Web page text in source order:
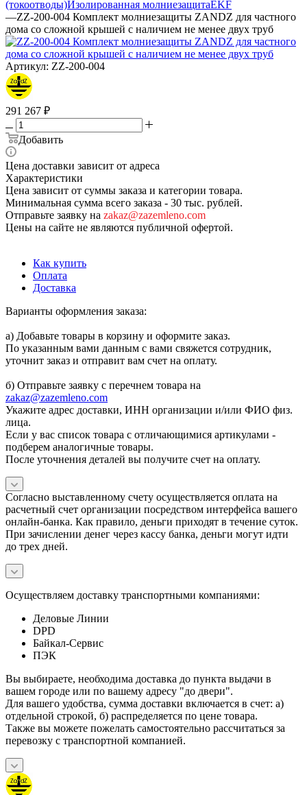
(токоотводы)Изолированная молниезащитаEKF
—ZZ-200-004 Комплект молниезащиты ZANDZ для частного
дома со сложной крышей с наличием не менее двух труб
Артикул: ZZ-200-004
291 267 ₽
Добавить
Цена доставки зависит от адреса
Характеристики
Цена зависит от суммы заказа и категории товара.
Минимальная сумма всего заказа - 30 тыс. рублей.
Отправьте заявку на zakaz@zazemleno.com
Цены на сайте не являются публичной офертой.
Как купить
Оплата
Доставка
Варианты оформления заказа:
а) Добавьте товары в корзину и оформите заказ.
По указанным вами данным с вами свяжется сотрудник,
уточнит заказ и отправит вам счет на оплату.
б) Отправьте заявку с перечнем товара на
zakaz@zazemleno.com
Укажите адрес доставки, ИНН организации и/или ФИО физ.
лица.
Если у вас список товара с отличающимися артикулами -
подберем аналогичные товары.
После уточнения деталей вы получите счет на оплату.
Согласно выставленному счету осуществляется оплата на
расчетный счет организации посредством интерфейса вашего
онлайн-банка. Как правило, деньги приходят в течение суток.
При зачислении денег через кассу банка, деньги могут идти
до трех дней.
Осуществляем доставку транспортными компаниями:
Деловые Линии
DPD
Байкал-Сервис
ПЭК
Вы выбираете, необходима доставка до пункта выдачи в
вашем городе или по вашему адресу "до двери".
Для вашего удобства, сумма доставки включается в счет: а)
отдельной строкой, б) распределяется по цене товара.
Также вы можете пожелать самостоятельно рассчитаться за
перевозку с транспортной компанией.